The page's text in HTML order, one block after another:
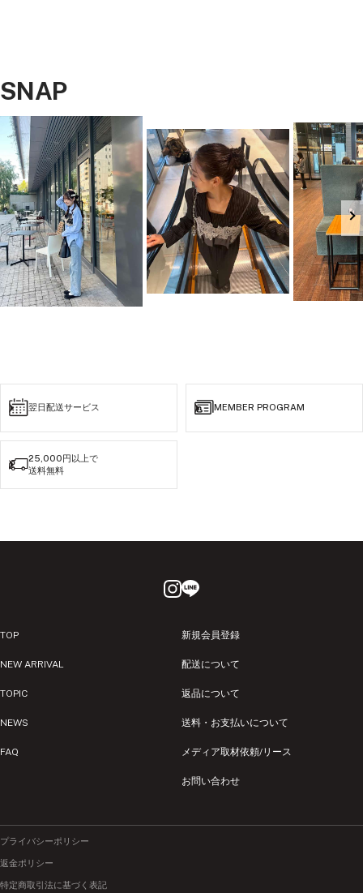
裏地：ポリエステル100％
ビスチェ
表地：ポリエステル65％、レーヨン29％、ポリウレタン6％
刺繍レース：ポリエステル100％
スタッフコメント
長めのレングス。少し長いかなと迷われてる方は、ヒールを合わせたレディな着こ
なしがおすすめ。
シルエットを崩したくなくて、脇ポケットじゃなく後ポケットにしました。ポケッ
ト位置は高めでこれまたスタイルアップしてみせるポイントです☺︎
4.50206 pinstripe bustier wide
pants dress
asa 154cm（straight） mii
162cm（natural）
andresd_official
#骨格ストレート #骨格ナチュラル
#成人式ドレス #同窓会コーデ #同
窓会 #同窓会ドレス#オケージョン
#オケージョンドレス #記念日ディ
SNAP
翌日配送サービス MEMBER PROGRAM
25,000円以上で
送料無料
TOP
NEW ARRIVAL
TOPIC
NEWS
FAQ
新規会員登録
配送について
返品について
送料・お支払いについて
メディア取材依頼/リース
お問い合わせ
プライバシーポリシー
返金ポリシー
特定商取引法に基づく表記